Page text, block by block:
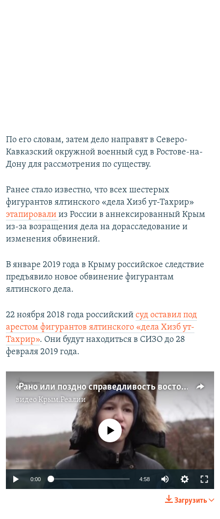
По его словам, затем дело направят в Северо-
Кавказский окружной военный суд в Ростове-на-
Дону для рассмотрения по существу.
Ранее стало известно, что всех шестерых
фигурантов ялтинского «дела Хизб ут-Тахрир»
этапировали из России в аннексированный Крым
из-за возращения дела на дорасследование и
изменения обвинений.
В январе 2019 года в Крыму российское следствие
предъявило новое обвинение фигурантам
ялтинского дела.
22 ноября 2018 года российский суд оставил под
арестом фигурантов ялтинского «дела Хизб ут-
Тахрир». Они будут находиться в СИЗО до 28
февраля 2019 года.
«Рано или поздно справедливость восторжествует» – сын Эмир-Усеина Куку (видео)
видео Крым.Реалии
No media source currently available
0:00 4:58
Загрузить